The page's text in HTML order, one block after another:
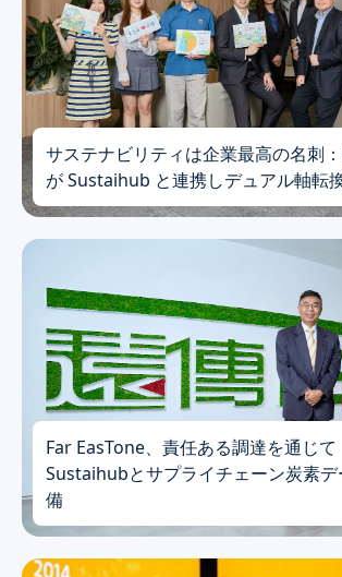
サステナビリティは企業最高の名刺
が Sustaihub と連携しデュアル軸転
Far EasTone、責任ある調達を通じて
Sustaihubとサプライチェーン炭素
備